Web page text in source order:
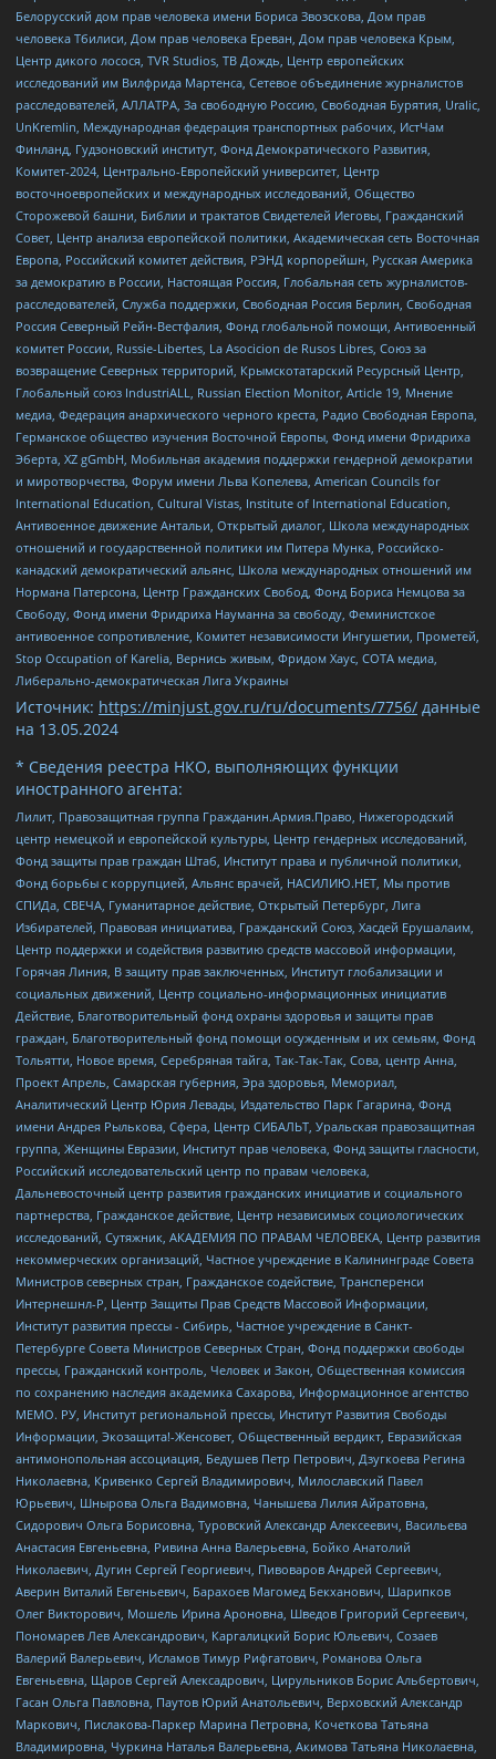
Белорусский дом прав человека имени Бориса Звозскова, Дом прав
человека Тбилиси, Дом прав человека Ереван, Дом прав человека Крым,
Центр дикого лосося, TVR Studios, ТВ Дождь, Центр европейских
исследований им Вилфрида Мартенса, Сетевое объединение журналистов
расследователей, АЛЛАТРА, За свободную Россию, Свободная Бурятия, Uralic,
UnKremlin, Международная федерация транспортных рабочих, ИстЧам
Финланд, Гудзоновский институт, Фонд Демократического Развития,
Комитет-2024, Центрально-Европейский университет, Центр
восточноевропейских и международных исследований, Общество
Сторожевой башни, Библии и трактатов Свидетелей Иеговы, Гражданский
Совет, Центр анализа европейской политики, Академическая сеть Восточная
Европа, Российский комитет действия, РЭНД корпорейшн, Русская Америка
за демократию в России, Настоящая Россия, Глобальная сеть журналистов-
расследователей, Служба поддержки, Свободная Россия Берлин, Свободная
Россия Северный Рейн-Вестфалия, Фонд глобальной помощи, Антивоенный
комитет России, Russie-Libertes, La Asocicion de Rusos Libres, Союз за
возвращение Северных территорий, Крымскотатарский Ресурсный Центр,
Глобальный союз IndustriALL, Russian Election Monitor, Article 19, Мнение
медиа, Федерация анархического черного креста, Радио Свободная Европа,
Германское общество изучения Восточной Европы, Фонд имени Фридриха
Эберта, XZ gGmbH, Мобильная академия поддержки гендерной демократии
и миротворчества, Форум имени Льва Копелева, American Councils for
International Education, Cultural Vistas, Institute of International Education,
Антивоенное движение Антальи, Открытый диалог, Школа международных
отношений и государственной политики им Питера Мунка, Российско-
канадский демократический альянс, Школа международных отношений им
Нормана Патерсона, Центр Гражданских Свобод, Фонд Бориса Немцова за
Свободу, Фонд имени Фридриха Науманна за свободу, Феминистское
антивоенное сопротивление, Комитет независимости Ингушетии, Прометей,
Stop Occupation of Karelia, Вернись живым, Фридом Хаус, СОТА медиа,
Либерально-демократическая Лига Украины
Источник: https://minjust.gov.ru/ru/documents/7756/ данные
на 13.05.2024
* Сведения реестра НКО, выполняющих функции
иностранного агента:
Лилит, Правозащитная группа Гражданин.Армия.Право, Нижегородский
центр немецкой и европейской культуры, Центр гендерных исследований,
Фонд защиты прав граждан Штаб, Институт права и публичной политики,
Фонд борьбы с коррупцией, Альянс врачей, НАСИЛИЮ.НЕТ, Мы против
СПИДа, СВЕЧА, Гуманитарное действие, Открытый Петербург, Лига
Избирателей, Правовая инициатива, Гражданский Союз, Хасдей Ерушалаим,
Центр поддержки и содействия развитию средств массовой информации,
Горячая Линия, В защиту прав заключенных, Институт глобализации и
социальных движений, Центр социально-информационных инициатив
Действие, Благотворительный фонд охраны здоровья и защиты прав
граждан, Благотворительный фонд помощи осужденным и их семьям, Фонд
Тольятти, Новое время, Серебряная тайга, Так-Так-Так, Сова, центр Анна,
Проект Апрель, Самарская губерния, Эра здоровья, Мемориал,
Аналитический Центр Юрия Левады, Издательство Парк Гагарина, Фонд
имени Андрея Рылькова, Сфера, Центр СИБАЛЬТ, Уральская правозащитная
группа, Женщины Евразии, Институт прав человека, Фонд защиты гласности,
Российский исследовательский центр по правам человека,
Дальневосточный центр развития гражданских инициатив и социального
партнерства, Гражданское действие, Центр независимых социологических
исследований, Сутяжник, АКАДЕМИЯ ПО ПРАВАМ ЧЕЛОВЕКА, Центр развития
некоммерческих организаций, Частное учреждение в Калининграде Совета
Министров северных стран, Гражданское содействие, Трансперенси
Интернешнл-Р, Центр Защиты Прав Средств Массовой Информации,
Институт развития прессы - Сибирь, Частное учреждение в Санкт-
Петербурге Совета Министров Северных Стран, Фонд поддержки свободы
прессы, Гражданский контроль, Человек и Закон, Общественная комиссия
по сохранению наследия академика Сахарова, Информационное агентство
МЕМО. РУ, Институт региональной прессы, Институт Развития Свободы
Информации, Экозащита!-Женсовет, Общественный вердикт, Евразийская
антимонопольная ассоциация, Бедушев Петр Петрович, Дзугкоева Регина
Николаевна, Кривенко Сергей Владимирович, Милославский Павел
Юрьевич, Шнырова Ольга Вадимовна, Чанышева Лилия Айратовна,
Сидорович Ольга Борисовна, Туровский Александр Алексеевич, Васильева
Анастасия Евгеньевна, Ривина Анна Валерьевна, Бойко Анатолий
Николаевич, Дугин Сергей Георгиевич, Пивоваров Андрей Сергеевич,
Аверин Виталий Евгеньевич, Барахоев Магомед Бекханович, Шарипков
Олег Викторович, Мошель Ирина Ароновна, Шведов Григорий Сергеевич,
Пономарев Лев Александрович, Каргалицкий Борис Юльевич, Созаев
Валерий Валерьевич, Исламов Тимур Рифгатович, Романова Ольга
Евгеньевна, Щаров Сергей Алексадрович, Цирульников Борис Альбертович,
Гасан Ольга Павловна, Паутов Юрий Анатольевич, Верховский Александр
Маркович, Пислакова-Паркер Марина Петровна, Кочеткова Татьяна
Владимировна, Чуркина Наталья Валерьевна, Акимова Татьяна Николаевна,